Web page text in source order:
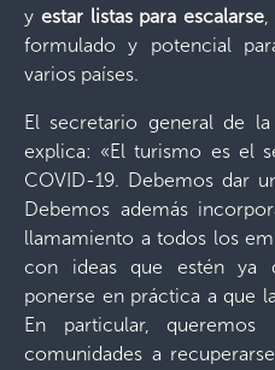
y estar listas para escalarse,
formulado y potencial
varios países.
El secretario general de
explica: «El turismo es el
COVID-19. Debemos dar
Debemos además
llamamiento a todos los
con ideas que estén ya
ponerse en práctica a que
En particular,
comunidades a